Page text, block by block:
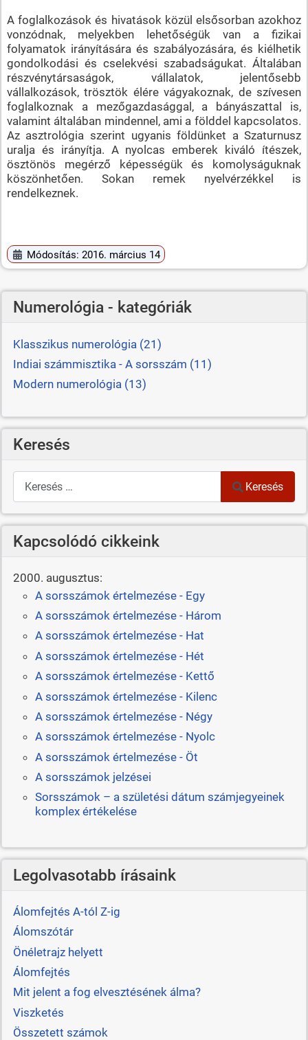
A foglalkozások és hivatások közül elsősorban azokhoz
vonzódnak, melyekben lehetőségük van a fizikai
folyamatok irányítására és szabályozására, és kiélhetik
gondolkodási és cselekvési szabadságukat. Általában
részvénytársaságok, vállalatok, jelentősebb
vállalkozások, trösztök élére vágyakoznak, de szívesen
foglalkoznak a mezőgazdasággal, a bányászattal is,
valamint általában mindennel, ami a földdel kapcsolatos.
Az asztrológia szerint ugyanis földünket a Szaturnusz
uralja és irányítja. A nyolcas emberek kiváló ítészek,
ösztönös megérző képességük és komolyságuknak
köszönhetően. Sokan remek nyelvérzékkel is
rendelkeznek.
Módosítás: 2016. március 14
Numerológia - kategóriák
Klasszikus numerológia (21)
Indiai számmisztika - A sorsszám (11)
Modern numerológia (13)
Keresés
Keresés
Keresés
Kapcsolódó cikkeink
2000. augusztus:
A sorsszámok értelmezése - Egy
A sorsszámok értelmezése - Három
A sorsszámok értelmezése - Hat
A sorsszámok értelmezése - Hét
A sorsszámok értelmezése - Kettő
A sorsszámok értelmezése - Kilenc
A sorsszámok értelmezése - Négy
A sorsszámok értelmezése - Nyolc
A sorsszámok értelmezése - Öt
A sorsszámok jelzései
Sorsszámok – a születési dátum számjegyeinek
komplex értékelése
Legolvasotabb írásaink
Álomfejtés A-tól Z-ig
Álomszótár
Önéletrajz helyett
Álomfejtés
Mit jelent a fog elvesztésének álma?
Viszketés
Összetett számok